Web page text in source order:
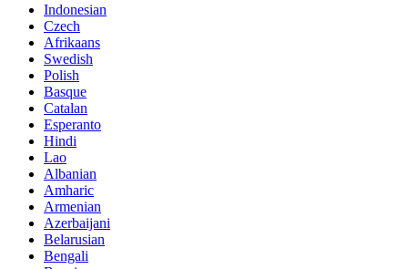
Indonesian
Czech
Afrikaans
Swedish
Polish
Basque
Catalan
Esperanto
Hindi
Lao
Albanian
Amharic
Armenian
Azerbaijani
Belarusian
Bengali